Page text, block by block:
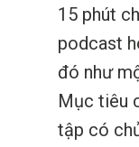
15 phút
podcast
đó như
Mục tiêu
tập có